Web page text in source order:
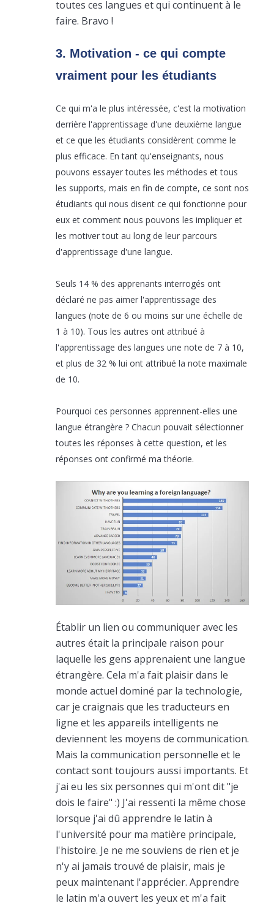
toutes ces langues et qui continuent à le
faire. Bravo !
3. Motivation - ce qui compte
vraiment pour les étudiants
Ce qui m'a le plus intéressée, c'est la motivation
derrière l'apprentissage d'une deuxième langue
et ce que les étudiants considèrent comme le
plus efficace. En tant qu'enseignants, nous
pouvons essayer toutes les méthodes et tous
les supports, mais en fin de compte, ce sont nos
étudiants qui nous disent ce qui fonctionne pour
eux et comment nous pouvons les impliquer et
les motiver tout au long de leur parcours
d'apprentissage d'une langue.
Seuls 14 % des apprenants interrogés ont
déclaré ne pas aimer l'apprentissage des
langues (note de 6 ou moins sur une échelle de
1 à 10). Tous les autres ont attribué à
l'apprentissage des langues une note de 7 à 10,
et plus de 32 % lui ont attribué la note maximale
de 10.
Pourquoi ces personnes apprennent-elles une
langue étrangère ? Chacun pouvait sélectionner
toutes les réponses à cette question, et les
réponses ont confirmé ma théorie.
Établir un lien ou communiquer avec les
autres était la principale raison pour
laquelle les gens apprenaient une langue
étrangère. Cela m'a fait plaisir dans le
monde actuel dominé par la technologie,
car je craignais que les traducteurs en
ligne et les appareils intelligents ne
deviennent les moyens de communication.
Mais la communication personnelle et le
contact sont toujours aussi importants. Et
j'ai eu les six personnes qui m'ont dit "je
dois le faire" :) J'ai ressenti la même chose
lorsque j'ai dû apprendre le latin à
l'université pour ma matière principale,
l'histoire. Je ne me souviens de rien et je
n'y ai jamais trouvé de plaisir, mais je
peux maintenant l'apprécier. Apprendre
le latin m'a ouvert les yeux et m'a fait